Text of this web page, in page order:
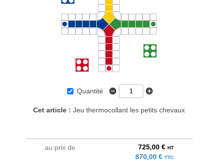
Quantité
Cet article : Jeu thermocollant les petits chevaux
au prix de 725,00 € HT
870,00 € TTC